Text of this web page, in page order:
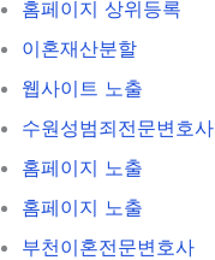
홈페이지 상위등록
이혼재산분할
웹사이트 노출
수원성범죄전문변호사
홈페이지 노출
홈페이지 노출
부천이혼전문변호사